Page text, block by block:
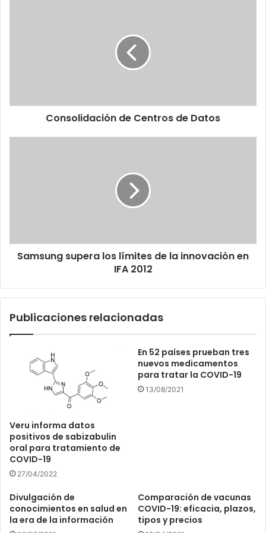
Consolidación de Centros de Datos
IFA
2012
Samsung supera los límites de la innovación en
IFA 2012
Publicaciones relacionadas
Veru informa datos
positivos de sabizabulin
oral para tratamiento de
COVID-19
27/04/2022
En 52 países prueban tres
nuevos medicamentos
para tratar la COVID-19
13/08/2021
Divulgación de
conocimientos en salud en
la era de la información
Comparación de vacunas
COVID-19: eficacia, plazos,
tipos y precios